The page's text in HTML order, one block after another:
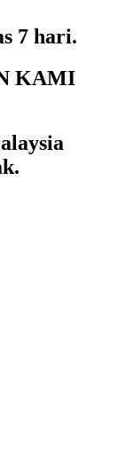
7 hari.
KAMI
.